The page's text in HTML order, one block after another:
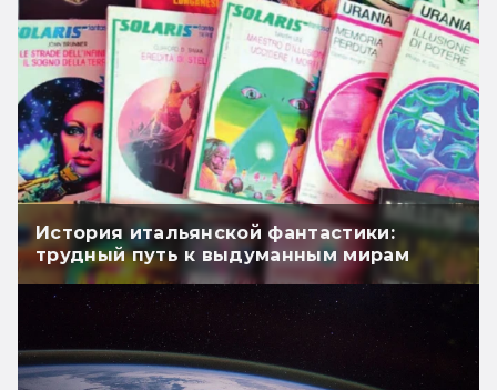
История итальянской фантастики:
трудный путь к выдуманным мирам